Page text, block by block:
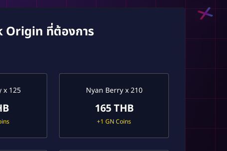
Origin ที่ต้องการ
x 125 Nyan Berry x 210
165 THB
+1 GN Coins